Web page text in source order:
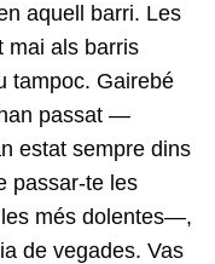
aquell barri. Les
mai als barris
tampoc. Gairebé
passat —
estat sempre dins
passar-te les
més dolentes—,
de vegades. Vas